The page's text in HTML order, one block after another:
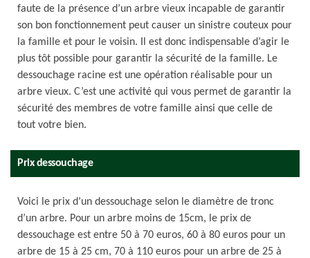
faute de la présence d’un arbre vieux incapable de garantir
son bon fonctionnement peut causer un sinistre couteux pour
la famille et pour le voisin. Il est donc indispensable d’agir le
plus tôt possible pour garantir la sécurité de la famille. Le
dessouchage racine est une opération réalisable pour un
arbre vieux. C’est une activité qui vous permet de garantir la
sécurité des membres de votre famille ainsi que celle de
tout votre bien.
Prix dessouchage
Voici le prix d’un dessouchage selon le diamètre de tronc
d’un arbre. Pour un arbre moins de 15cm, le prix de
dessouchage est entre 50 à 70 euros, 60 à 80 euros pour un
arbre de 15 à 25 cm, 70 à 110 euros pour un arbre de 25 à